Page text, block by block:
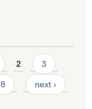
2 3
8 next ›